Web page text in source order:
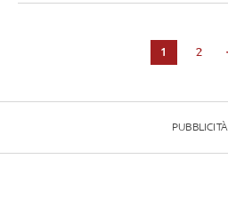
1 2
PUBBLICITÀ